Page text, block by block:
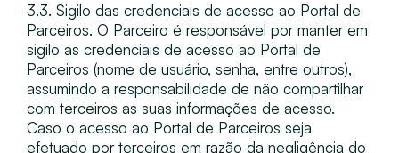
3.3. Sigilo das credenciais de acesso ao Portal de
Parceiros​. O Parceiro é responsável por manter em
sigilo as credenciais de acesso ao Portal de
Parceiros (nome de usuário, senha, entre outros),
assumindo a responsabilidade de não compartilhar
com terceiros as suas informações de acesso.
Caso o acesso ao Portal de Parceiros seja
efetuado por terceiros em razão da negligência do